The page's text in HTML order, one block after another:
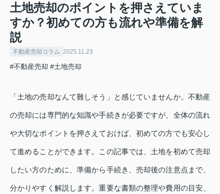
土地売却のポイントを押さえていま
すか？初めての方も流れや準備を解
説
不動産売却コラム 2025.11.23
#不動産売却 #土地売却
「土地の売却なんて難しそう」と感じていませんか。不動産
の売却には専門的な知識や手続きが必要ですが、全体の流れ
や大切なポイントを押さえておけば、初めての方でも安心し
て進めることができます。この記事では、土地を初めて売却
したい方のために、準備から手続き、売却後の注意点まで、
分かりやすく解説します。重要な書類の整理や費用の目安、